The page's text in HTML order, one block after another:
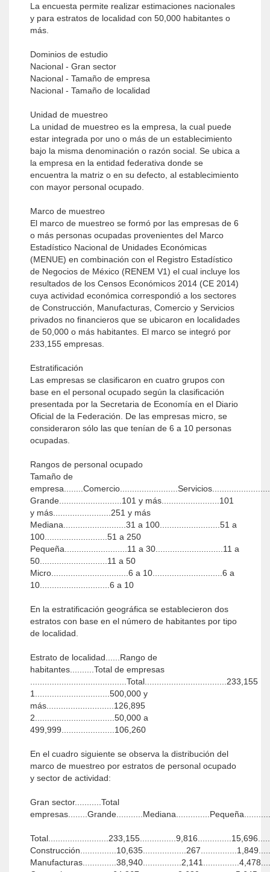
La encuesta permite realizar estimaciones nacionales
y para estratos de localidad con 50,000 habitantes o
más.
Dominios de estudio
Nacional - Gran sector
Nacional - Tamaño de empresa
Nacional - Tamaño de localidad
Unidad de muestreo
La unidad de muestreo es la empresa, la cual puede
estar integrada por uno o más de un establecimiento
bajo la misma denominación o razón social. Se ubica a
la empresa en la entidad federativa donde se
encuentra la matriz o en su defecto, al establecimiento
con mayor personal ocupado.
Marco de muestreo
El marco de muestreo se formó por las empresas de 6
o más personas ocupadas provenientes del Marco
Estadístico Nacional de Unidades Económicas
(MENUE) en combinación con el Registro Estadístico
de Negocios de México (RENEM V1) el cual incluye los
resultados de los Censos Económicos 2014 (CE 2014)
cuya actividad económica correspondió a los sectores
de Construcción, Manufacturas, Comercio y Servicios
privados no financieros que se ubicaron en localidades
de 50,000 o más habitantes. El marco se integró por
233,155 empresas.
Estratificación
Las empresas se clasificaron en cuatro grupos con
base en el personal ocupado según la clasificación
presentada por la Secretaria de Economía en el Diario
Oficial de la Federación. De las empresas micro, se
consideraron sólo las que tenían de 6 a 10 personas
ocupadas.
Rangos de personal ocupado
Tamaño de
Grande..........................101 y más........................101
y más........................251 y más
Mediana..........................31 a 100.........................51 a
100..........................51 a 250
Pequeña..........................11 a 30............................11 a
50............................11 a 50
Micro................................6 a 10.............................6 a
10.............................6 a 10
En la estratificación geográfica se establecieron dos
estratos con base en el número de habitantes por tipo
de localidad.
Estrato de localidad......Rango de
habitantes..........Total de empresas
........................................Total..................................233,155
1...............................500,000 y
más............................126,895
2.................................50,000 a
499,999......................106,260
En el cuadro siguiente se observa la distribución del
marco de muestreo por estratos de personal ocupado
y sector de actividad:
Gran sector...........Total